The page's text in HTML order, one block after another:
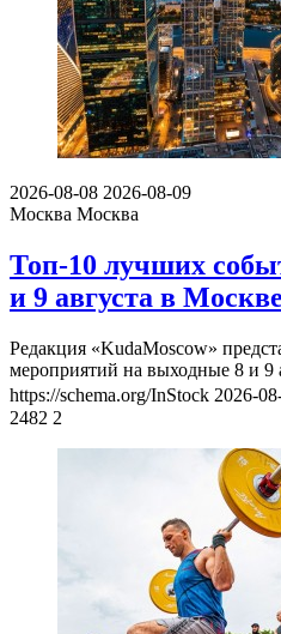
2026-08-08 2026-08-09
Москва Москва
Топ-10 лучших
и 9 августа в
Редакция «KudaMoscow»
мероприятий на выходные 8 и 9
https://schema.org/InStock 2026-
2482 2